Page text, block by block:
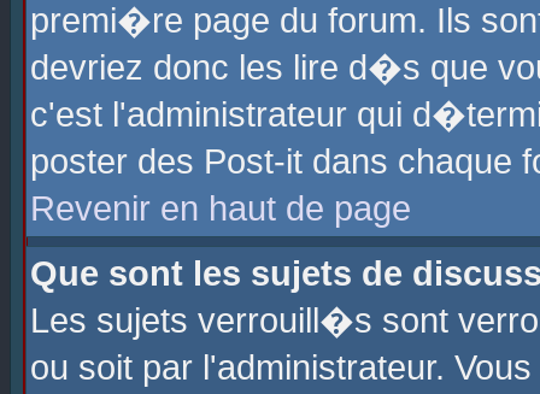
premi�re page du forum. Ils
devriez donc les lire d�s que
c'est l'administrateur qui
poster des Post-it dans chaque
Revenir en haut de page
Que sont les sujets de
Les sujets verrouill�s sont
ou soit par l'administrateur.